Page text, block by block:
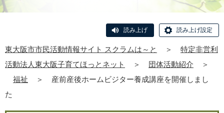
読み上げ 読み上げ設定
東大阪市市民活動情報サイト スクラムは～と ＞
特定非営利
活動法人東大阪子育てほっとネット
＞ 団体活動紹介
＞
福祉
＞
産前産後ホームビジター養成講座を開催しまし
た